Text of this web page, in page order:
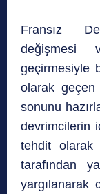
Fransız
değişmesi
geçirmesiyle
olarak geçen
sonunu
devrimcilerin
tehdit olarak
tarafından
yargılanarak